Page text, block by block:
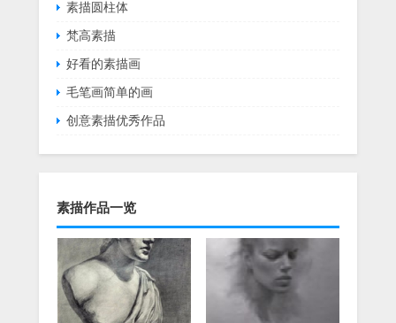
素描圆柱体
梵高素描
好看的素描画
毛笔画简单的画
创意素描优秀作品
素描作品一览